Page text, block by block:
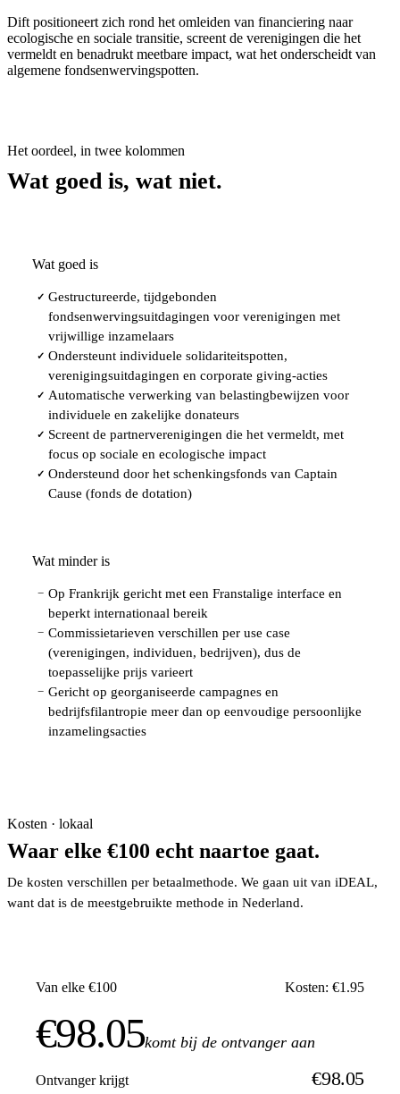
Dift positioneert zich rond het omleiden van financiering naar
ecologische en sociale transitie, screent de verenigingen die het
vermeldt en benadrukt meetbare impact, wat het onderscheidt van
algemene fondsenwervingspotten.
Het oordeel, in twee kolommen
Wat goed is, wat niet.
Wat goed is
✓ Gestructureerde, tijdgebonden
fondsenwervingsuitdagingen voor verenigingen met
vrijwillige inzamelaars
✓ Ondersteunt individuele solidariteitspotten,
verenigingsuitdagingen en corporate giving-acties
✓ Automatische verwerking van belastingbewijzen voor
individuele en zakelijke donateurs
✓ Screent de partnerverenigingen die het vermeldt, met
focus op sociale en ecologische impact
✓ Ondersteund door het schenkingsfonds van Captain
Cause (fonds de dotation)
Wat minder is
− Op Frankrijk gericht met een Franstalige interface en
beperkt internationaal bereik
− Commissietarieven verschillen per use case
(verenigingen, individuen, bedrijven), dus de
toepasselijke prijs varieert
− Gericht op georganiseerde campagnes en
bedrijfsfilantropie meer dan op eenvoudige persoonlijke
inzamelingsacties
Kosten · lokaal
Waar elke €100 echt naartoe gaat.
De kosten verschillen per betaalmethode. We gaan uit van iDEAL,
want dat is de meestgebruikte methode in Nederland.
Van elke €100 Kosten: €1.95
€98.05komt bij de ontvanger aan
Ontvanger krijgt €98.05